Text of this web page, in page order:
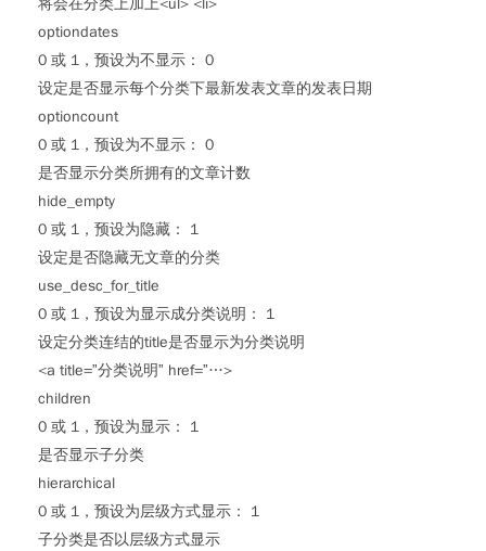
将会在分类上加上<ul> <li>
optiondates
0 或 1，预设为不显示： 0
设定是否显示每个分类下最新发表文章的发表日期
optioncount
0 或 1，预设为不显示： 0
是否显示分类所拥有的文章计数
hide_empty
0 或 1，预设为隐藏： 1
设定是否隐藏无文章的分类
use_desc_for_title
0 或 1，预设为显示成分类说明： 1
设定分类连结的title是否显示为分类说明
<a title=”分类说明” href=”…>
children
0 或 1，预设为显示： 1
是否显示子分类
hierarchical
0 或 1，预设为层级方式显示： 1
子分类是否以层级方式显示